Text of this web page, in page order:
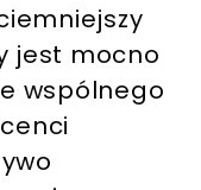
jest mocno
wspólnego